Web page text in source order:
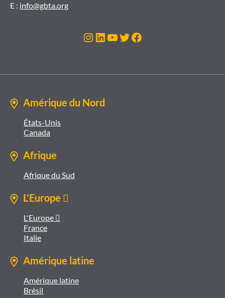
E : info@gbta.org
Instagram
LinkedIn
YouTube
Twitter
Facebook
Amérique du Nord
États-Unis
Canada
Afrique
Afrique du Sud
L'Europe 
L'Europe 
France
Italie
Amérique latine
Amérique latine
Brésil